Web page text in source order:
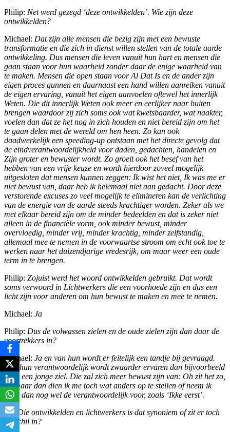
Philip: Net werd gezegd ‘deze ontwikkelden’. Wie zijn deze
ontwikkelden?
Michael: Dat zijn alle mensen die bezig zijn met een bewuste
transformatie en die zich in dienst willen stellen van de totale aarde
ontwikkeling. Dus mensen die leven vanuit hun hart en mensen die
gaan staan voor hun waarheid zonder daar de enige waarheid van
te maken. Mensen die open staan voor Al Dat Is en de ander zijn
eigen proces gunnen en daarnaast een hand willen aanreiken vanuit
de eigen ervaring, vanuit het eigen aanvoelen oftewel het innerlijk
Weten. Die dit innerlijk Weten ook meer en eerlijker naar buiten
brengen waardoor zij zich soms ook wat kwetsbaarder, wat naakter,
voelen dan dat ze het nog in zich houden en niet bereid zijn om het
te gaan delen met de wereld om hen heen. Zo kan ook
daadwerkelijk een speeding-up ontstaan met het directe gevolg dat
de eindverantwoordelijkheid voor daden, gedachten, handelen en
Zijn groter en bewuster wordt. Zo groeit ook het besef van het
hebben van een vrije keuze en wordt hierdoor zoveel mogelijk
uitgesloten dat mensen kunnen zeggen: Ik wist het niet, Ik was me er
niet bewust van, daar heb ik helemaal niet aan gedacht. Door deze
verstorende excuses zo veel mogelijk te elimineren kan de verlichting
van de energie van de aarde steeds krachtiger worden. Zeker als we
met elkaar bereid zijn om de minder bedeelden en dat is zeker niet
alleen in de financiële vorm, ook minder bewust, minder
overvloedig, minder vrij, minder krachtig, minder zelfstandig,
allemaal mee te nemen in de voorwaartse stroom om echt ook toe te
werken naar het duizendjarige vredesrijk, om maar weer een oude
term in te brengen.
Philip: Zojuist werd het woord ontwikkelden gebruikt. Dat wordt
soms verwoord in Lichtwerkers die een voorhoede zijn en dus een
licht zijn voor anderen om hun bewust te maken en mee te nemen.
Michael: Ja
Philip: Dus de volwassen zielen en de oude zielen zijn dan daar de
voortrekkers in?
Michael: Ja en van hun wordt er feitelijk een tandje bij gevraagd.
Dus hun verantwoordelijk wordt zwaarder ervaren dan bijvoorbeeld
door een jonge ziel. Die zal zich meer bewust zijn van: Oh zit het zo,
oh maar dan dien ik me toch wat anders op te stellen of neem ik
daar dan nog wel de verantwoordelijk voor, zoals ‘Ikke eerst’.
Th: Die ontwikkelden en lichtwerkers is dat synoniem of zit er toch
verschil in?